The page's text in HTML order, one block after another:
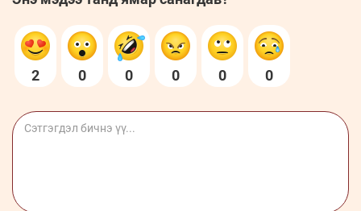
2 0 0 0 0 0